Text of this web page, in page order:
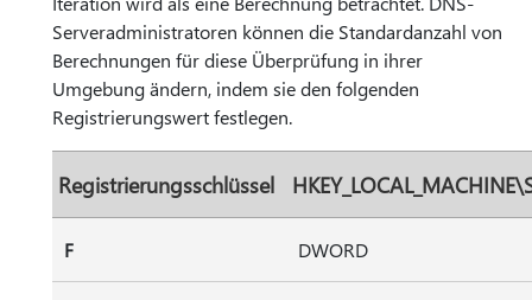
Serveradministratoren können die Standardanzahl von
Berechnungen für diese Überprüfung in ihrer
Umgebung ändern, indem sie den folgenden
Registrierungswert festlegen.
Registrierungsschlüssel
F DWORD